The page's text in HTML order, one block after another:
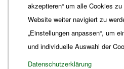
akzeptieren“ um alle Cookies
Website weiter navigiert zu
„Einstellungen anpassen“, um
und individuelle Auswahl der
Datenschutzerklärung